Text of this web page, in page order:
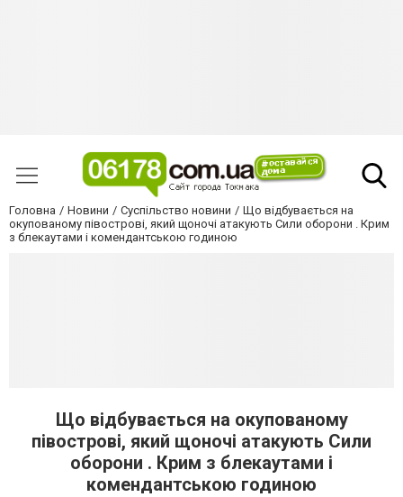
Головна Новини Суспільство новини
Що відбувається на
окупованому півострові, який щоночі атакують Сили оборони . Крим
з блекаутами і комендантською годиною
Що відбувається на окупованому
півострові, який щоночі атакують Сили
оборони . Крим з блекаутами і
комендантською годиною